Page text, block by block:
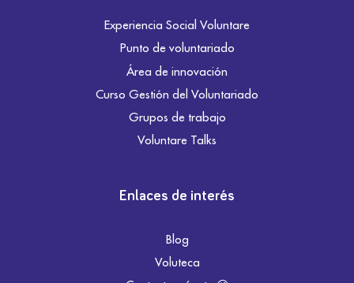
Experiencia Social Voluntare
Punto de voluntariado
Área de innovación
Curso Gestión del Voluntariado
Grupos de trabajo
Voluntare Talks
Enlaces de interés
Blog
Voluteca